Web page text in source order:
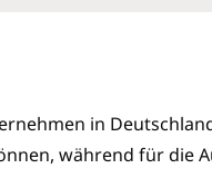
in
während für die